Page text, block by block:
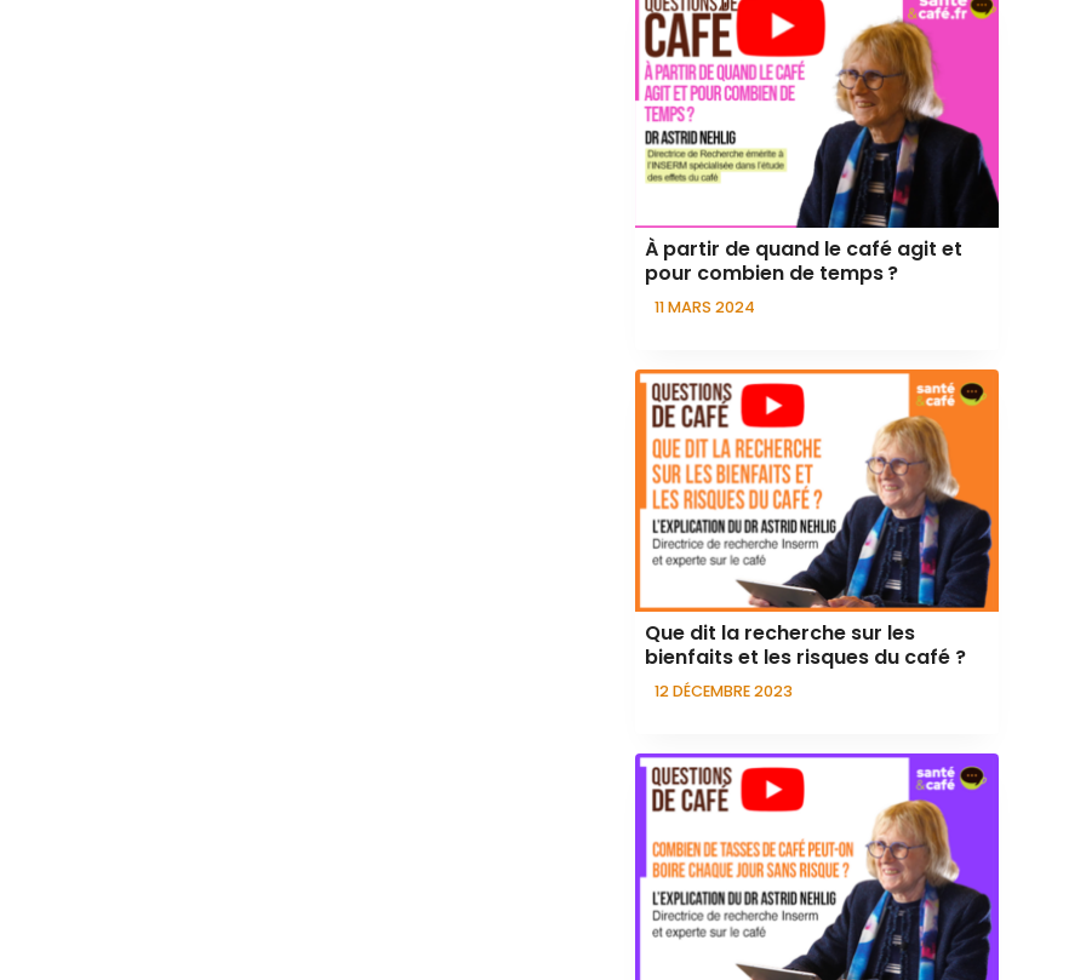
À partir de quand le café agit et
pour combien de temps ?
11 MARS 2024
Que dit la recherche sur les
bienfaits et les risques du café ?
12 DÉCEMBRE 2023